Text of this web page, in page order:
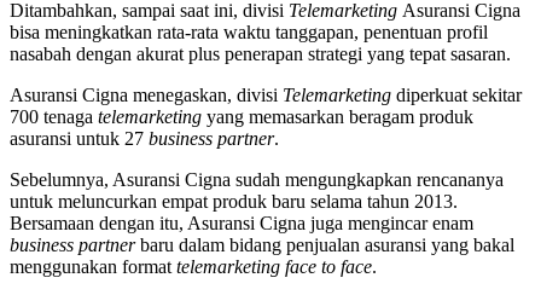
Ditambahkan, sampai saat ini, divisi Telemarketing Asuransi Cigna
bisa meningkatkan rata-rata waktu tanggapan, penentuan profil
nasabah dengan akurat plus penerapan strategi yang tepat sasaran.
Asuransi Cigna menegaskan, divisi Telemarketing diperkuat sekitar
700 tenaga telemarketing yang memasarkan beragam produk
asuransi untuk 27 business partner.
Sebelumnya, Asuransi Cigna sudah mengungkapkan rencananya
untuk meluncurkan empat produk baru selama tahun 2013.
Bersamaan dengan itu, Asuransi Cigna juga mengincar enam
business partnerbaru dalam bidang penjualan asuransi yang bakal
menggunakan format telemarketing face to face.